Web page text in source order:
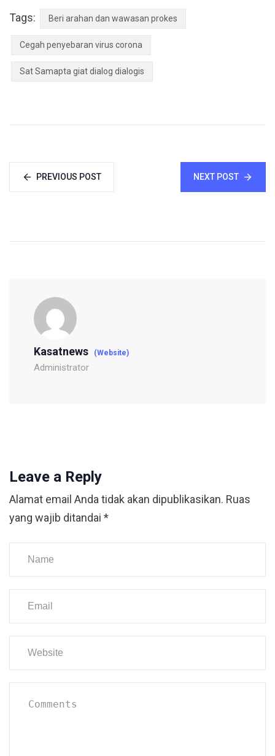
Tags: Beri arahan dan wawasan prokes
Cegah penyebaran virus corona
Sat Samapta giat dialog dialogis
PREVIOUS POST NEXT POST
Kasatnews (Website)
Administrator
Leave a Reply
Alamat email Anda tidak akan dipublikasikan. Ruas
yang wajib ditandai *